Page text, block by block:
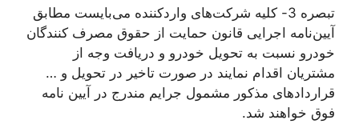
تبصره 3- کلیه شرکت‌های واردکننده می‌بایست مطابق
آیین‌نامه اجرایی قانون حمایت از حقوق مصرف کنندگان
خودرو نسبت به تحویل خودرو و دریافت وجه از
مشتریان اقدام نمایند در صورت تاخیر در تحویل و …
قراردادهای مذکور مشمول جرایم مندرج در آیین نامه
فوق خواهند شد.